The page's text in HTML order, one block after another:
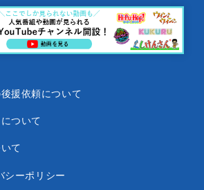
援依頼について
ついて
て
シーポリシー